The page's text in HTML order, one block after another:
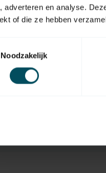
adverteren en analyse.
of die ze hebben
Noodzakelijk